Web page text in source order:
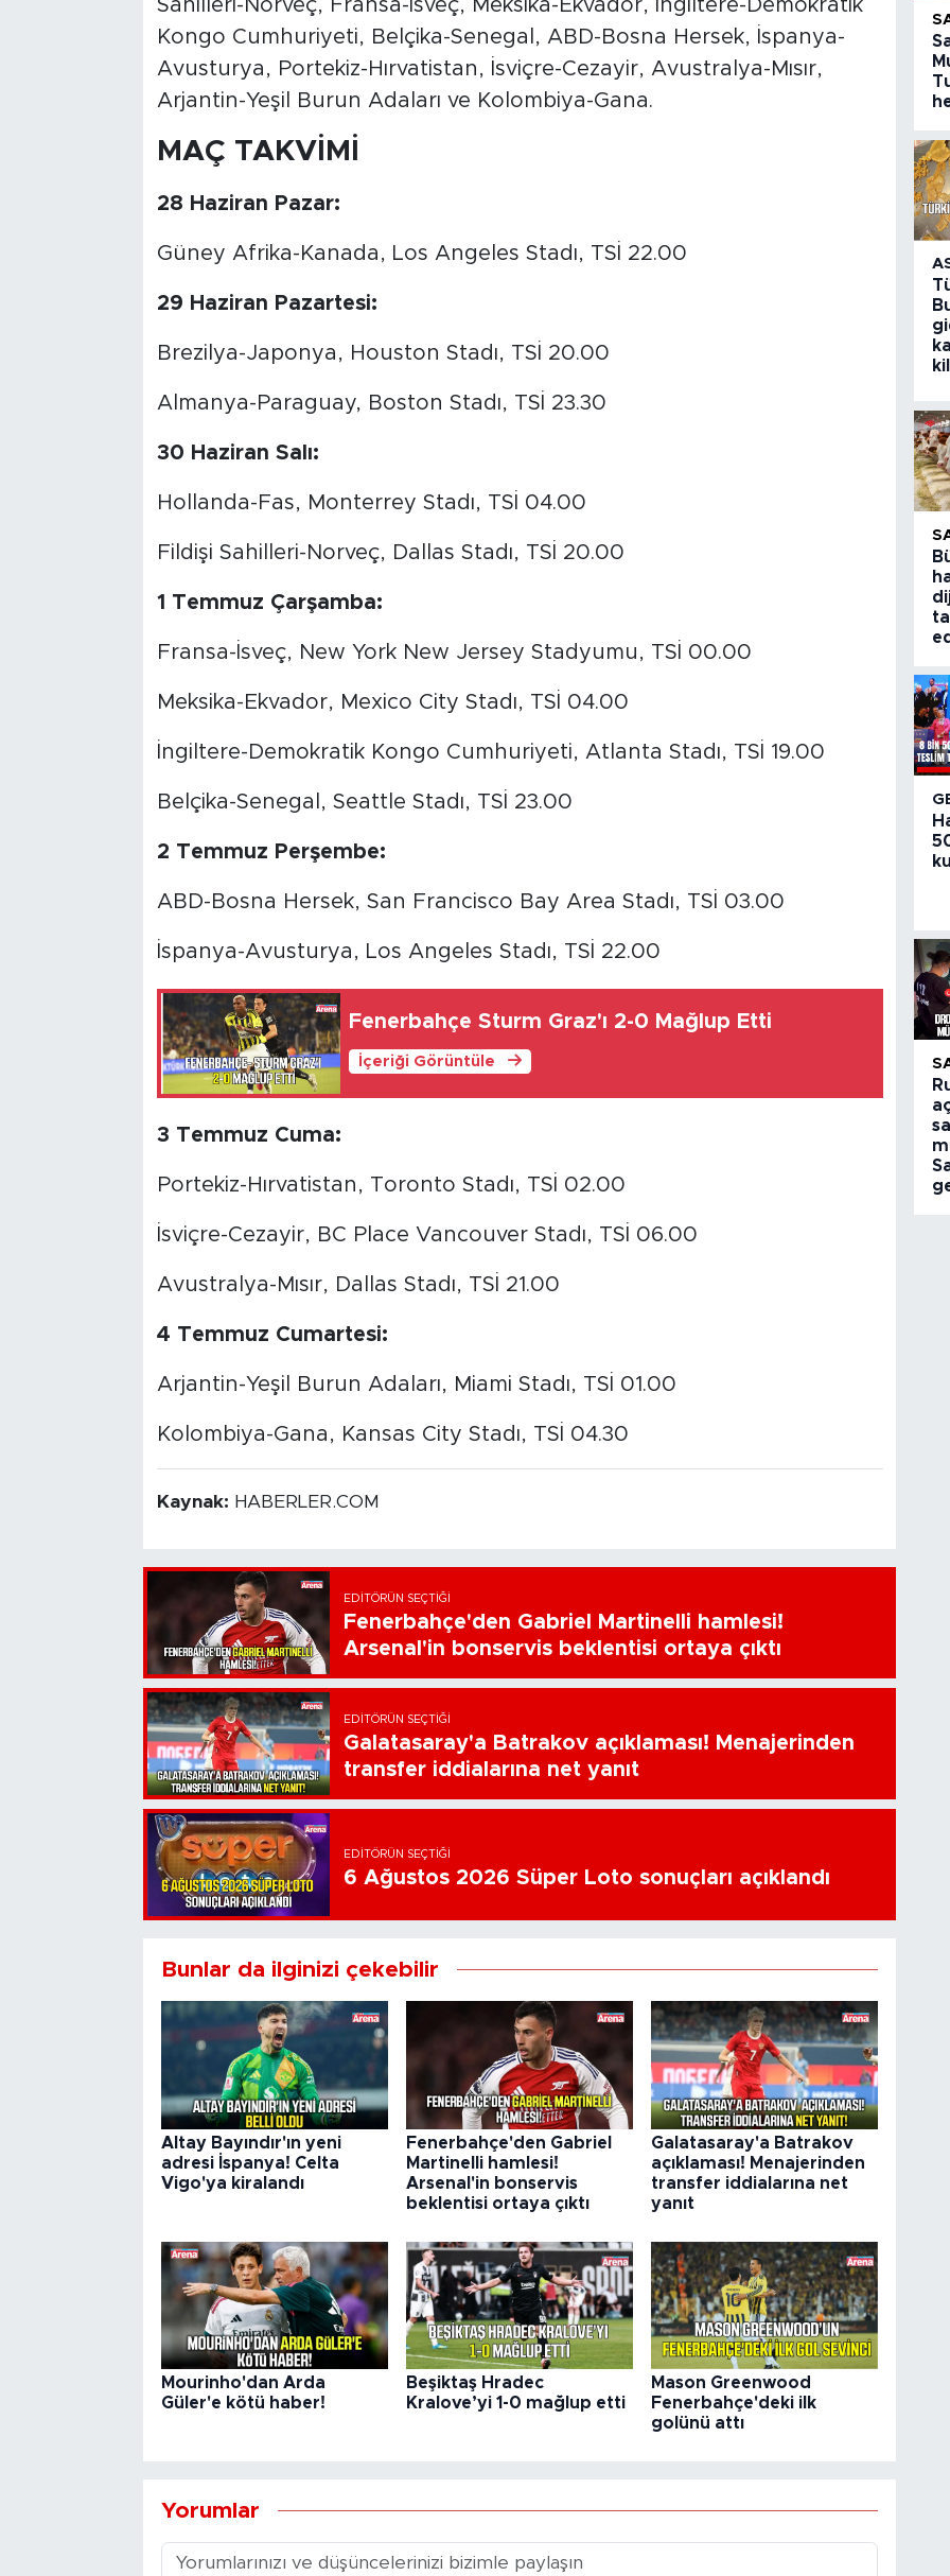
Sahilleri-Norveç, Fransa-İsveç, Meksika-Ekvador, İngiltere-Demokratik
Kongo Cumhuriyeti, Belçika-Senegal, ABD-Bosna Hersek, İspanya-
Avusturya, Portekiz-Hırvatistan, İsviçre-Cezayir, Avustralya-Mısır,
Arjantin-Yeşil Burun Adaları ve Kolombiya-Gana.
MAÇ TAKVİMİ
28 Haziran Pazar:
Güney Afrika-Kanada, Los Angeles Stadı, TSİ 22.00
29 Haziran Pazartesi:
Brezilya-Japonya, Houston Stadı, TSİ 20.00
Almanya-Paraguay, Boston Stadı, TSİ 23.30
30 Haziran Salı:
Hollanda-Fas, Monterrey Stadı, TSİ 04.00
Fildişi Sahilleri-Norveç, Dallas Stadı, TSİ 20.00
1 Temmuz Çarşamba:
Fransa-İsveç, New York New Jersey Stadyumu, TSİ 00.00
Meksika-Ekvador, Mexico City Stadı, TSİ 04.00
İngiltere-Demokratik Kongo Cumhuriyeti, Atlanta Stadı, TSİ 19.00
Belçika-Senegal, Seattle Stadı, TSİ 23.00
2 Temmuz Perşembe:
ABD-Bosna Hersek, San Francisco Bay Area Stadı, TSİ 03.00
İspanya-Avusturya, Los Angeles Stadı, TSİ 22.00
Fenerbahçe Sturm Graz'ı 2-0 Mağlup Etti
İçeriği Görüntüle
3 Temmuz Cuma:
Portekiz-Hırvatistan, Toronto Stadı, TSİ 02.00
İsviçre-Cezayir, BC Place Vancouver Stadı, TSİ 06.00
Avustralya-Mısır, Dallas Stadı, TSİ 21.00
4 Temmuz Cumartesi:
Arjantin-Yeşil Burun Adaları, Miami Stadı, TSİ 01.00
Kolombiya-Gana, Kansas City Stadı, TSİ 04.30
Kaynak: HABERLER.COM
EDITÖRÜN SEÇTIĞI
Fenerbahçe'den Gabriel Martinelli hamlesi!
Arsenal'in bonservis beklentisi ortaya çıktı
EDITÖRÜN SEÇTIĞI
Galatasaray'a Batrakov açıklaması! Menajerinden
transfer iddialarına net yanıt
EDITÖRÜN SEÇTIĞI
6 Ağustos 2026 Süper Loto sonuçları açıklandı
Bunlar da ilginizi çekebilir
Altay Bayındır'ın yeni
adresi İspanya! Celta
Vigo'ya kiralandı
Fenerbahçe'den Gabriel
Martinelli hamlesi!
Arsenal'in bonservis
beklentisi ortaya çıktı
Galatasaray'a Batrakov
açıklaması! Menajerinden
transfer iddialarına net
yanıt
Mourinho'dan Arda
Güler'e kötü haber!
Beşiktaş Hradec
Kralove’yi 1-0 mağlup etti
Mason Greenwood
Fenerbahçe'deki ilk
golünü attı
Yorumlar